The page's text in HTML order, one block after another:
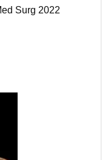
Surg 2022